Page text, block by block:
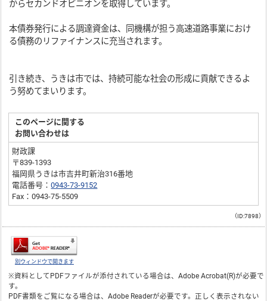
からセカンドオピニオンを取得しています。
本債券発行による調達資金は、同機構が担う高速道路事業におけ
る債務のリファイナンスに充当されます。
引き続き、うきは市では、持続可能な社会の形成に貢献できるよ
う努めてまいります。
このページに関する
お問い合わせは
財政課
〒839-1393
福岡県うきは市吉井町新治316番地
電話番号：0943-73-9152
Fax：0943-75-5509
（ID:7898）
別ウィンドウで開きます
※資料としてPDFファイルが添付されている場合は、Adobe Acrobat(R)が必要で
す。
PDF書類をご覧になる場合は、Adobe Readerが必要です。正しく表示されない